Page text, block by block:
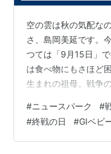
空の雲は秋の気配な
さ、島岡美延です。
つては「9月15日」
は食べ物にもさほど
生まれの祖母。戦争
ーク（日本新聞博物
（～12月21日）。戦
えられなかった新聞
#ニュースパーク #
#終戦の日 #GIベビ